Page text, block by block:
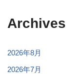
Archives
2026年8月
2026年7月